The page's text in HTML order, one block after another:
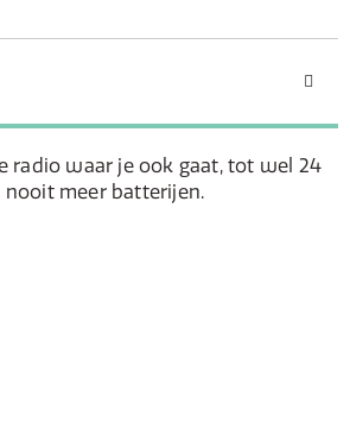
radio waar je ook gaat, tot wel 24
meer batterijen.